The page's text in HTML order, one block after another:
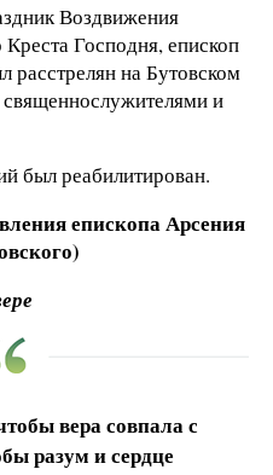
Воздвижения
Господня, епископ
на Бутовском
и
был реабилитирован.
епископа Арсения
вера совпала с
разум и сердце